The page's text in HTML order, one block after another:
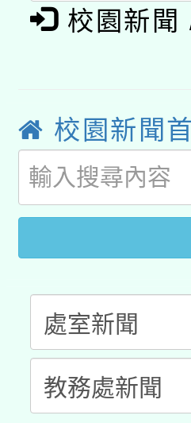
國立臺灣
業成長研
函轉國家
師專業成
方素養工
族語言臺
「族語學
轉知有關
文教學共
件」活動
教育部國
年度
接種對象
接種之民
月28日止
校園新聞
校園新聞